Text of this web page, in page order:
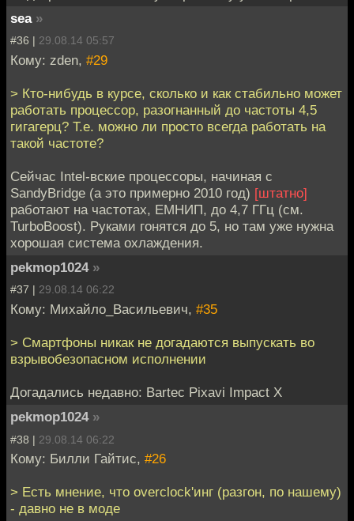
sea »
#36 | 29.08.14 05:57
Кому: zden, #29
> Кто-нибудь в курсе, сколько и как стабильно может
работать процессор, разогнанный до частоты 4,5
гигагерц? Т.е. можно ли просто всегда работать на
такой частоте?
Сейчас Intel-вские процессоры, начиная с
SandyBridge (а это примерно 2010 год) [штатно]
работают на частотах, ЕМНИП, до 4,7 ГГц (см.
TurboBoost). Руками гонятся до 5, но там уже нужна
хорошая система охлаждения.
pekmop1024 »
#37 | 29.08.14 06:22
Кому: Михайло_Васильевич, #35
> Смартфоны никак не догадаются выпускать во
взрывобезопасном исполнении
Догадались недавно: Bartec Pixavi Impact X
pekmop1024 »
#38 | 29.08.14 06:22
Кому: Билли Гайтис, #26
> Есть мнение, что overclock'инг (разгон, по нашему)
- давно не в моде